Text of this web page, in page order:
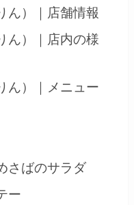
ん）｜店舗情報
ん）｜店内の様
ん）｜メニュー
さばのサラダ
ー